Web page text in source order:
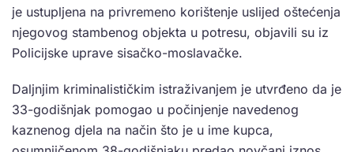
je ustupljena na privremeno korištenje uslijed oštećenja
njegovog stambenog objekta u potresu, objavili su iz
Policijske uprave sisačko-moslavačke.
Daljnjim kriminalističkim istraživanjem je utvrđeno da je
33-godišnjak pomogao u počinjenje navedenog
kaznenog djela na način što je u ime kupca,